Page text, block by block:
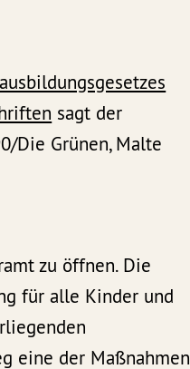
sagt der
Die Grünen, Malte
zu öffnen. Die
für alle Kinder und
eine der Maßnahmen